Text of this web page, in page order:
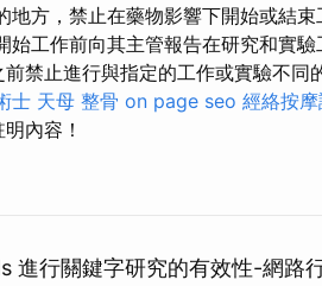
地方，禁止在藥物影響下開始或結束
始工作前向其主管報告在研究和實
禁止進行與指定的工作或實驗不同
士 天母 整骨 on page seo 經絡按
內容！
進行關鍵字研究的有效性-網路